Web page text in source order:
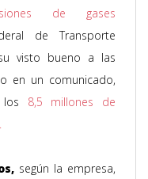
de gases
de Transporte
visto bueno a las
en un comunicado,
8,5 millones de
según la empresa,